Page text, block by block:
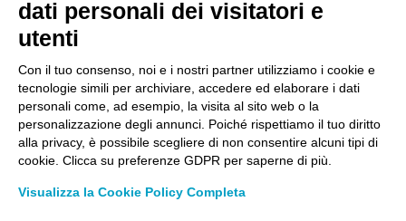
dati personali dei visitatori e
utenti
Con il tuo consenso, noi e i nostri partner utilizziamo i cookie e
tecnologie simili per archiviare, accedere ed elaborare i dati
personali come, ad esempio, la visita al sito web o la
personalizzazione degli annunci. Poiché rispettiamo il tuo diritto
alla privacy, è possibile scegliere di non consentire alcuni tipi di
cookie. Clicca su preferenze GDPR per saperne di più.
Visualizza la Cookie Policy Completa